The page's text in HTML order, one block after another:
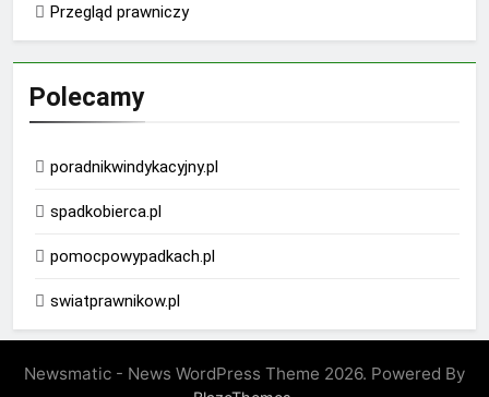
Przegląd prawniczy
Polecamy
poradnikwindykacyjny.pl
spadkobierca.pl
pomocpowypadkach.pl
swiatprawnikow.pl
Newsmatic - News WordPress Theme 2026. Powered By